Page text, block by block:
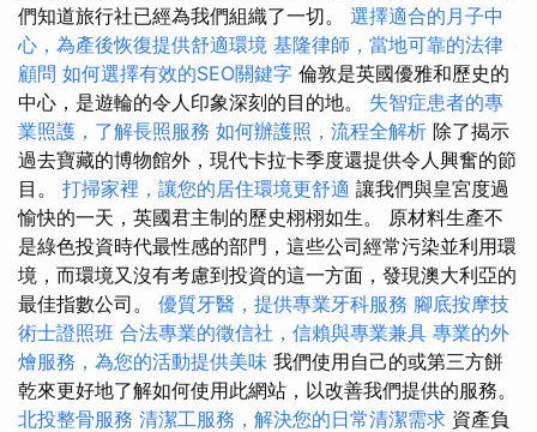
們知道旅行社已經為我們組織了一切。 選擇適合的月子中
心，為產後恢復提供舒適環境 基隆律師，當地可靠的法律
顧問 如何選擇有效的SEO關鍵字 倫敦是英國優雅和歷史的
中心，是遊輪的令人印象深刻的目的地。 失智症患者的專
業照護，了解長照服務 如何辦護照，流程全解析 除了揭示
過去寶藏的博物館外，現代卡拉卡季度還提供令人興奮的節
目。 打掃家裡，讓您的居住環境更舒適 讓我們與皇宮度過
愉快的一天，英國君主制的歷史栩栩如生。 原材料生產不
是綠色投資時代最性感的部門，這些公司經常污染並利用環
境，而環境又沒有考慮到投資的這一方面，發現澳大利亞的
最佳指數公司。 優質牙醫，提供專業牙科服務 腳底按摩技
術士證照班 合法專業的徵信社，信賴與專業兼具 專業的外
燴服務，為您的活動提供美味 我們使用自己的或第三方餅
乾來更好地了解如何使用此網站，以改善我們提供的服務。
北投整骨服務 清潔工服務，解決您的日常清潔需求 資產負